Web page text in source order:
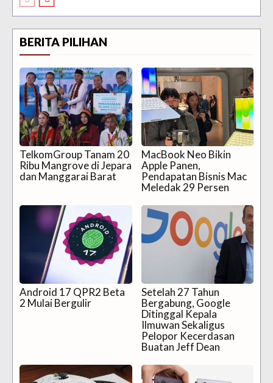
BERITA PILIHAN
TelkomGroup Tanam 20
Ribu Mangrove di Jepara
dan Manggarai Barat
MacBook Neo Bikin
Apple Panen,
Pendapatan Bisnis Mac
Meledak 29 Persen
Android 17 QPR2 Beta
2 Mulai Bergulir
Setelah 27 Tahun
Bergabung, Google
Ditinggal Kepala
Ilmuwan Sekaligus
Pelopor Kecerdasan
Buatan Jeff Dean